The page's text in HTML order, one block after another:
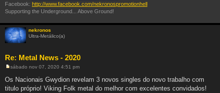
Facebook: http://www.facebook.com/nekronospromotionhell
Supporting the Underground... Above Ground!
nekronos
Ultra-Metálico(a)
Re: Metal News - 2020
e
n
s
sábado nov 07, 2020 4:51 pm
Os Nacionais Gwydion revelam 3 novos singles do novo trabalho com
titulo próprio! Viking Folk metal do melhor com excelentes convidados!